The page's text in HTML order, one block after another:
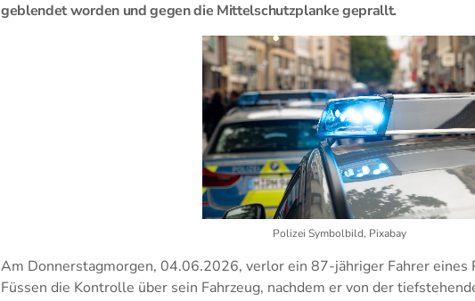
geblendet worden und gegen die Mittelschutzplanke geprallt.
Polizei Symbolbild, Pixabay
Am Donnerstagmorgen, 04.06.2026, verlor ein 87-jähriger Fahrer eines
Füssen die Kontrolle über sein Fahrzeug, nachdem er von der